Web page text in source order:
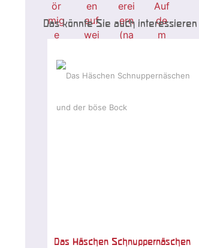
Das könnte Sie auch interessieren
Das Häschen Schnuppernäschen